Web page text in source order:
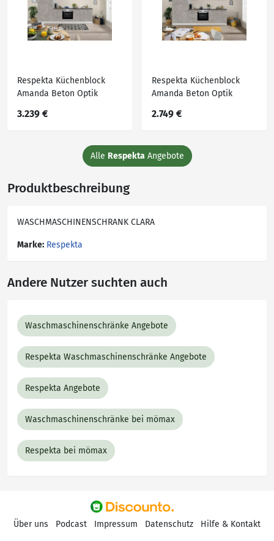
Respekta Küchenblock
Amanda Beton Optik
3.239 €
Respekta Küchenblock
Amanda Beton Optik
2.749 €
Alle RespektaAngebote
Produktbeschreibung
WASCHMASCHINENSCHRANK CLARA
Marke: Respekta
Andere Nutzer suchten auch
Waschmaschinenschränke Angebote
Respekta Waschmaschinenschränke Angebote
Respekta Angebote
Waschmaschinenschränke bei mömax
Respekta bei mömax
Über uns Podcast Impressum Datenschutz Hilfe & Kontakt